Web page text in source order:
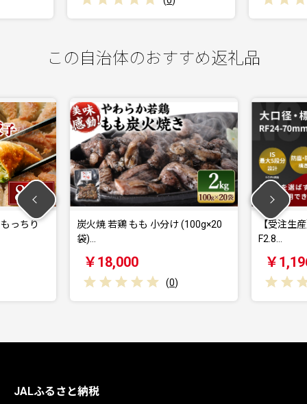
この自治体のおすすめ返礼品
鶏 もも 小分け (100g×20
【受注生産】<レンズ RF24-70mm
JALふるさと納税